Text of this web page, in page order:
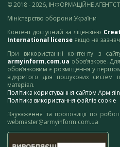
© 2018 - 2026, ІНФОРМАЦІЙНЕ
Міністерство оборони України
Контент доступний за ліцензією
International license якщо не
При використанні контенту з
armyinform.com.ua обов’язкове.
обов’язковим є розміщення у
відкритого для пошукових систем
матеріал.
Політика користування сайтом
Політика використання файлів cookie
Зауваження та пропозиції по
webmaster@armyinform.com.ua